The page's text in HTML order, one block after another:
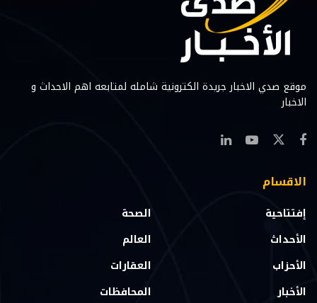
موقع صدي الاخبار جريدة الكترونية شامله لمتابعه اهم الاحداث و
الاخبار
الاقسام
إفتتاحية
الأحداث
الأحزاب
الأخبار
الصحة
العالم
العقارات
المحافظات